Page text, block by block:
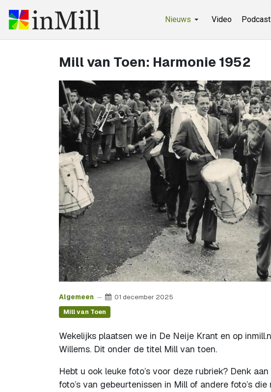
Nieuws Video Podcast
Mill van Toen: Harmonie 1952
Algemeen 01 december 2025
Mill van Toen
Wekelijks plaatsen we in De Neije Krant en op
Willems. Dit onder de titel Mill van toen.
Hebt u ook leuke foto’s voor deze rubriek? Denk
foto’s van gebeurtenissen in Mill of andere foto’s